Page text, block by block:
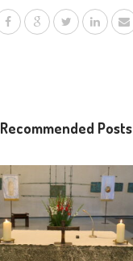
Recommended Posts